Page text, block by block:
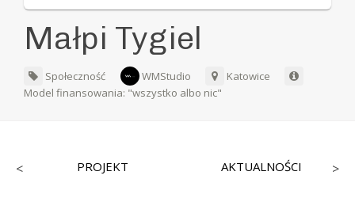
Małpi Tygiel
Społeczność WMStudio
Katowice
Model finansowania: "wszystko albo nic"
< PROJEKT AKTUALNOŚCI >